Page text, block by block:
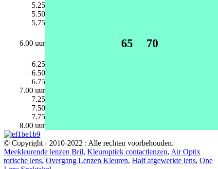
5.25
5.50
5,75
6.00 uur 65 70
6.25
6.50
6.75
7.00 uur
7.25
7.50
7.75
8.00 uur
© Copyright - 2010-2022 : Alle rechten voorbehouden.
Meekleurende lenzen Bril, Kleuroptiek contactlenzen, Air Optix
torische lens, Overgang Lenzen Kleuren, Half afgewerkte lens, One